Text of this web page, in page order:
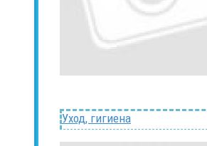
Уход, гигиена